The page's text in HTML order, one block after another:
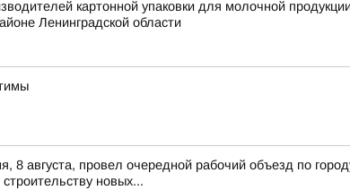
картонной упаковки для молочной
Ленинградской области
8 августа, провел очередной рабочий объезд по
новых...